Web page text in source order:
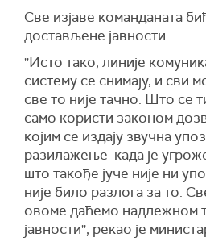
Све изјаве команданата
достављене јавности.
''Исто тако, линије
систему се снимају, и сви
све то није тачно. Што се
само користи законом
којим се издају звучна
разилажење када је
што такође јуче није ни
није било разлога за то.
овоме даћемо надлежном
јавности'', рекао је